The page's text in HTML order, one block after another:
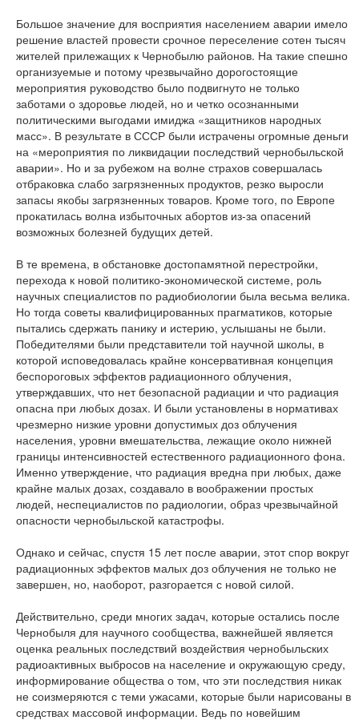
Большое значение для восприятия населением аварии имело
решение властей провести срочное переселение сотен тысяч
жителей прилежащих к Чернобылю районов. На такие спешно
организуемые и потому чрезвычайно дорогостоящие
мероприятия руководство было подвигнуто не только
заботами о здоровье людей, но и четко осознанными
политическими выгодами имиджа «защитников народных
масс». В результате в СССР были истрачены огромные деньги
на «мероприятия по ликвидации последствий чернобыльской
аварии». Но и за рубежом на волне страхов совершалась
отбраковка слабо загрязненных продуктов, резко выросли
запасы якобы загрязненных товаров. Кроме того, по Европе
прокатилась волна избыточных абортов из-за опасений
возможных болезней будущих детей.
В те времена, в обстановке достопамятной перестройки,
перехода к новой политико-экономической системе, роль
научных специалистов по радиобиологии была весьма велика.
Но тогда советы квалифицированных прагматиков, которые
пытались сдержать панику и истерию, услышаны не были.
Победителями были представители той научной школы, в
которой исповедовалась крайне консервативная концепция
беспороговых эффектов радиационного облучения,
утверждавших, что нет безопасной радиации и что радиация
опасна при любых дозах. И были установлены в нормативах
чрезмерно низкие уровни допустимых доз облучения
населения, уровни вмешательства, лежащие около нижней
границы интенсивностей естественного радиационного фона.
Именно утверждение, что радиация вредна при любых, даже
крайне малых дозах, создавало в воображении простых
людей, неспециалистов по радиологии, образ чрезвычайной
опасности чернобыльской катастрофы.
Однако и сейчас, спустя 15 лет после аварии, этот спор вокруг
радиационных эффектов малых доз облучения не только не
завершен, но, наоборот, разгорается с новой силой.
Действительно, среди многих задач, которые остались после
Чернобыля для научного сообщества, важнейшей является
оценка реальных последствий воздействия чернобыльских
радиоактивных выбросов на население и окружающую среду,
информирование общества о том, что эти последствия никак
не соизмеряются с теми ужасами, которые были нарисованы в
средствах массовой информации. Ведь по новейшим